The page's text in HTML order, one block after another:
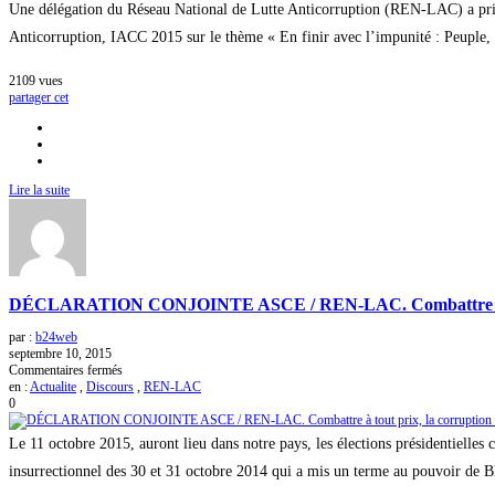
Une délégation du Réseau National de Lutte Anticorruption (REN-LAC) a
Anticorruption, IACC 2015 sur le thème « En finir avec l’impunité :
2109 vues
partager cet
Lire la suite
DÉCLARATION CONJOINTE ASCE / REN-LAC. Combattre
par : b24web
septembre 10, 2015
Commentaires ferméssur
DÉCLARATION
ASCE
/
REN-
LAC.
en :Actualite , Discours , REN-LAC
0
Le 11 octobre 2015, auront lieu dans notre pays, les élections présidentielles
insurrectionnel des 30 et 31 octobre 2014 qui a mis un terme au pouvoir de